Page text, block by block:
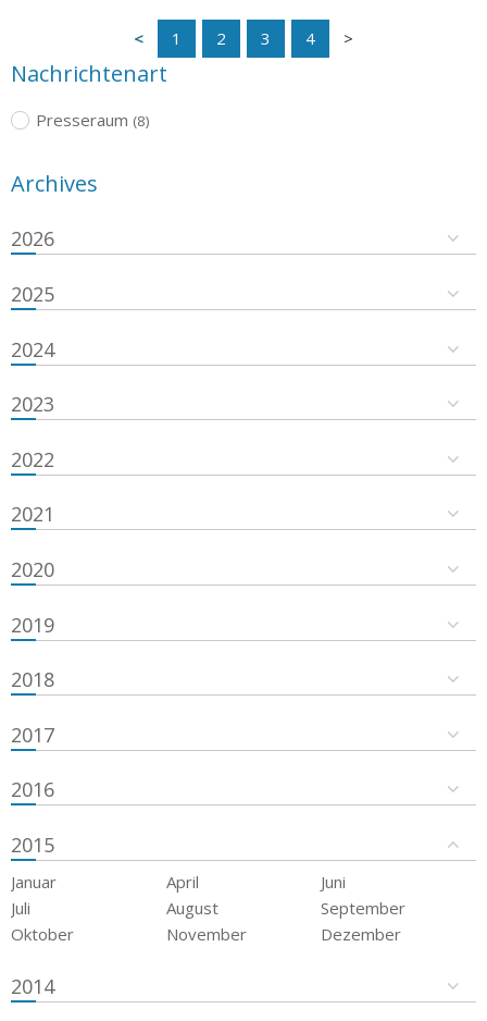
1 2 3 4
Nachrichtenart
Presseraum (8)
Archives
2026
2025
2024
2023
2022
2021
2020
2019
2018
2017
2016
2015
Januar April
Juni
Juli
August
September
Oktober
November Dezember
2014